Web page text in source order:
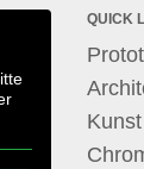
QUICK
Kunst